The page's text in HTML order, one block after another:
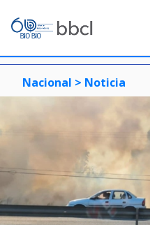
Nacional > Noticia